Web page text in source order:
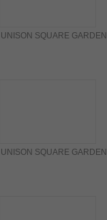
UNISON SQUARE
UNISON SQUARE